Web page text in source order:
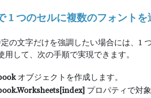
1 つのセルに複数のフォントを
の文字だけを強調したい場合には、1
用して、次の手順で実現できます。
オブジェクトを作成します。
プロパティで対